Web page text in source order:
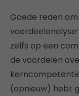
Goede reden
zelfs op een
de voordelen
(opnieuw) hebt